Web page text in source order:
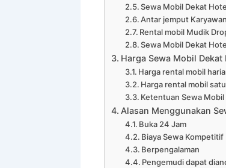
Sewa Mobil Dekat
Antar jemput Karyawan
Rental mobil Mudik
Sewa Mobil Dekat
Harga Sewa Mobil
Harga rental mobil
Harga rental mobil
Ketentuan Sewa
Alasan Menggunakan
Buka 24 Jam
Biaya Sewa Kompetitif
Berpengalaman
Pengemudi dapat